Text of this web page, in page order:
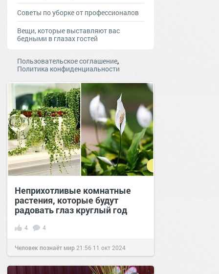
Советы по уборке от профессионалов
Вещи, которые выставляют вас
бедными в глазах гостей
Пользовательское соглашение,
Политика конфиденциальности
Неприхотливые комнатные
растения, которые будут
радовать глаз круглый год
4 4
Человек познаёт мир21:56 11 окт 2024